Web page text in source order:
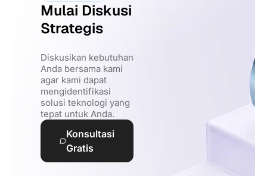
Mulai Diskusi
Strategis
Diskusikan kebutuhan
Anda bersama kami
agar kami dapat
mengidentifikasi
solusi teknologi yang
tepat untuk Anda.
Konsultasi
Gratis